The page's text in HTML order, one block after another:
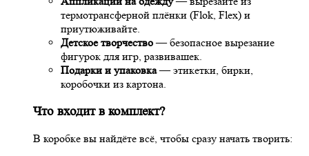
термотрансферной плёнки (Flok, Flex) и
приутюживайте.
Детское творчество— безопасное вырезание
фигурок для игр, развивашек.
Подарки и упаковка— этикетки, бирки,
коробочки из картона.
Что входит в комплект?
В коробке вы найдёте всё, чтобы сразу начать творить: